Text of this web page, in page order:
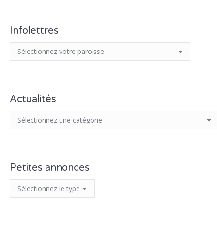
Infolettres
Actualités
Petites annonces